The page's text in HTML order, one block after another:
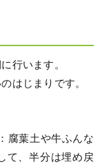
行います。
はじまりです。
腐葉土や牛ふんな
て、半分は埋め戻